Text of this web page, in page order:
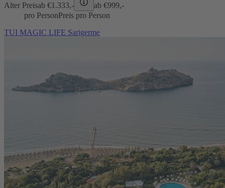
Alter Preisab €1.333,- ab €999,-
pro PersonPreis pro Person
TUI MAGIC LIFE Sarigerme